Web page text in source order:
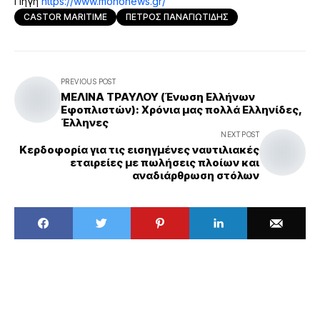
CASTOR MARITIME ΠΕΤΡΟΣ ΠΑΝΑΓΙΩΤΙΔΗΣ
PREVIOUS POST
ΜΕΛΙΝΑ ΤΡΑΥΛΟΥ (Ένωση Ελλήνων
Εφοπλιστών): Χρόνια μας πολλά Ελληνίδες,
Έλληνες
NEXT POST
Κερδοφορία για τις εισηγμένες ναυτιλιακές
εταιρείες με πωλήσεις πλοίων και
αναδιάρθρωση στόλων